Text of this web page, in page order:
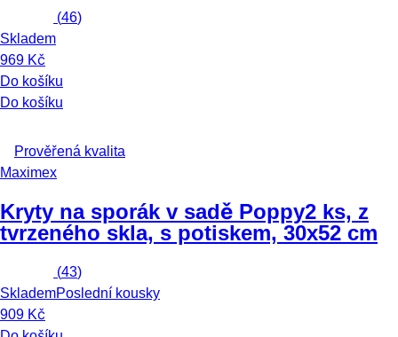
(46)
Skladem
969 Kč
Do košíku
Do košíku
Prověřená kvalita
Maximex
Kryty na sporák v sadě Poppy2 ks, z
tvrzeného skla, s potiskem, 30x52 cm
(43)
SklademPoslední kousky
909 Kč